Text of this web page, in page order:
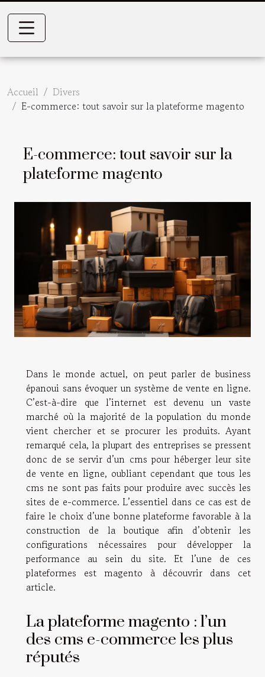
Accueil
Divers
E-commerce: tout savoir sur la plateforme magento
E-commerce: tout savoir sur la
plateforme magento
Dans le monde actuel, on peut parler de business
épanoui sans évoquer un système de vente en ligne.
C’est-à-dire que l’internet est devenu un vaste
marché où la majorité de la population du monde
vient chercher et se procurer les produits. Ayant
remarqué cela, la plupart des entreprises se pressent
donc de se servir d’un cms pour héberger leur site
de vente en ligne, oubliant cependant que tous les
cms ne sont pas faits pour produire avec succès les
sites de e-commerce. L’essentiel dans ce cas est de
faire le choix d’une bonne plateforme favorable à la
construction de la boutique afin d’obtenir les
configurations nécessaires pour développer la
performance au sein du site. Et l’une de ces
plateformes est magento à découvrir dans cet
article.
La plateforme magento : l’un
des cms e-commerce les plus
réputés